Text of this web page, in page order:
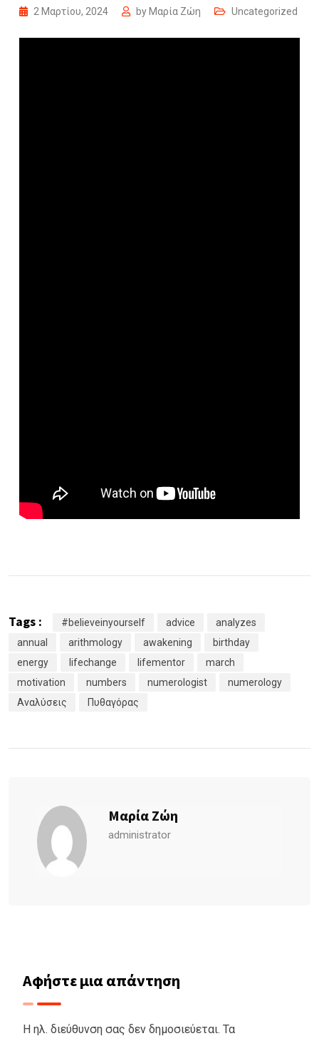
2 Μαρτίου, 2024 by Μαρία Ζώη Uncategorized
Tags : #believeinyourself advice
analyzes
annual
arithmology awakening
birthday
energy
lifechange lifementor
march
motivation
numbers numerologist
numerology
Αναλύσεις
Πυθαγόρας
Μαρία Ζώη
administrator
Αφήστε μια απάντηση
Η ηλ. διεύθυνση σας δεν δημοσιεύεται. Τα